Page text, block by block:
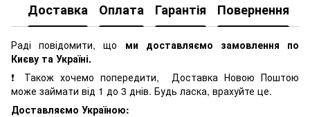
Доставка Оплата Гарантія Повернення
Раді повідомити, що ми доставляємо замовлення по
Києву та Україні.
❗ Також хочемо попередити, Доставка Новою Поштою
може займати від 1 до 3 днів. Будь ласка, врахуйте це.
Доставляємо Україною: